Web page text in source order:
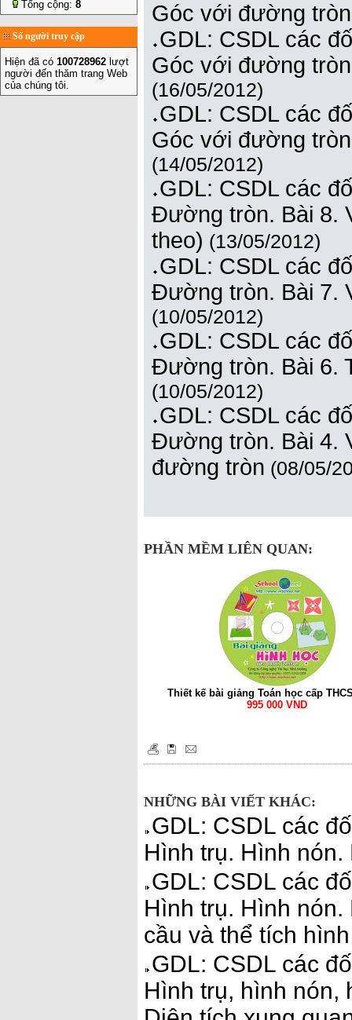
Tổng cộng: 8
Số người truy cập
Hiện đã có 100728962 lượt
người đến thăm trang Web
của chúng tôi.
Góc với đường
GDL: CSDL các
Góc với đường
(16/05/2012)
GDL: CSDL các
Góc với đường
(14/05/2012)
GDL: CSDL các
Đường tròn. Bài 8.
theo) (13/05/2012)
GDL: CSDL các
Đường tròn. Bài 7.
(10/05/2012)
GDL: CSDL các
Đường tròn. Bài 6.
(10/05/2012)
GDL: CSDL các
Đường tròn. Bài 4.
đường tròn (08/05/
PHẦN MỀM LIÊN QUAN:
Thiết kế bài giảng Toán học cấp
995 000 VND
NHỮNG BÀI VIẾT KHÁC:
GDL: CSDL các
Hình trụ. Hình
GDL: CSDL các
Hình trụ. Hình
cầu và thể tích
GDL: CSDL các
Hình trụ, hình nón,